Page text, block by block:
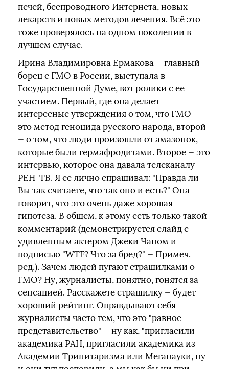
печей, беспроводного Интернета, новых
лекарств и новых методов лечения. Всё это
тоже проверялось на одном поколении в
лучшем случае.
Ирина Владимировна Ермакова — главный
борец с ГМО в России, выступала в
Государственной Думе, вот ролики с ее
участием. Первый, где она делает
интересные утверждения о том, что ГМО —
это метод геноцида русского народа, второй
— о том, что люди произошли от амазонок,
которые были гермафродитами. Второе — это
интервью, которое она давала телеканалу
РЕН-ТВ. Я ее лично спрашивал: "Правда ли
Вы так считаете, что так оно и есть?" Она
говорит, что это очень даже хорошая
гипотеза. В общем, к этому есть только такой
комментарий (демонстрируется слайд с
удивленным актером Джеки Чаном и
подписью "WTF? Что за бред?" — Примеч.
ред.). Зачем людей пугают страшилками о
ГМО? Ну, журналисты, понятно, гонятся за
сенсацией. Расскажете страшилку — будет
хороший рейтинг. Оправдывают себя
журналисты часто тем, что это "равное
представительство" — ну как, "пригласили
академика РАН, пригласили академика из
Академии Тринитаризма или Меганауки, ну